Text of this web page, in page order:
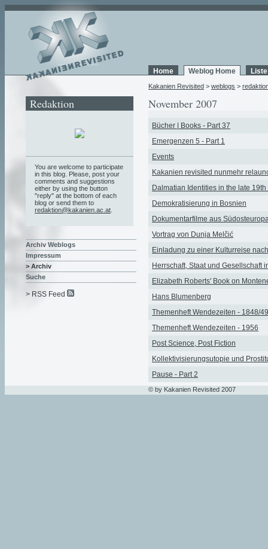
Home Weblog Home
Kakanien Revisited > weblogs >
November 2007
Bücher | Books - Part 37
Emergenzen 5 - Part 1
Events
Kakanien revisited nunmehr
Dalmatian Identities in the late
Demokratisierung in Bosnien
Dokumentarfilme aus
Vortrag von Dunja Melčić
Einladung zu einer Kulturreise
Herrschaft, Staat und Gesellschaft
Elizabeth Roberts' Book on
Hans Blumenberg
Themenheft Wendezeiten - 1848/49
Themenheft Wendezeiten - 1956
Post Science, Post Fiction
Kollektivisierungsutopie und
Pause - Part 2
Redaktion
You are welcome to participate
in this blog. Please, post your
comments and suggestions
either by using the button
"reply" at the bottom of each
blog or send them to
redaktion@kakanien.ac.at
Archiv Weblogs
Impressum
> Archiv
Suche
> RSS Feed
© by Kakanien Revisited 2007